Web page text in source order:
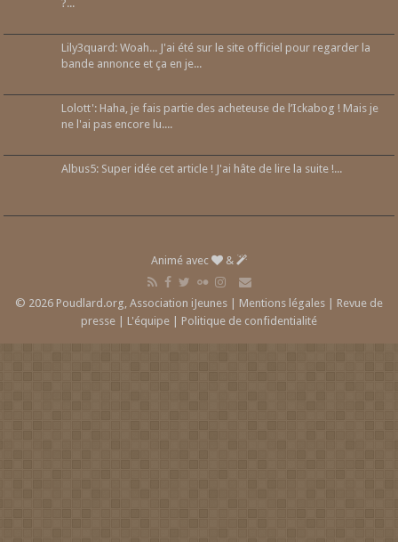
?...
Lily3quard: Woah... J'ai été sur le site officiel pour regarder la
bande annonce et ça en je...
Lolott': Haha, je fais partie des acheteuse de l’Ickabog ! Mais je
ne l'ai pas encore lu....
Albus5: Super idée cet article ! J'ai hâte de lire la suite !...
Animé avec &
© 2026 Poudlard.org, Association iJeunes | Mentions légales | Revue de
presse | L'équipe | Politique de confidentialité